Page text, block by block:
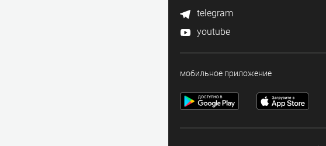
telegram
youtube
мобильное приложение